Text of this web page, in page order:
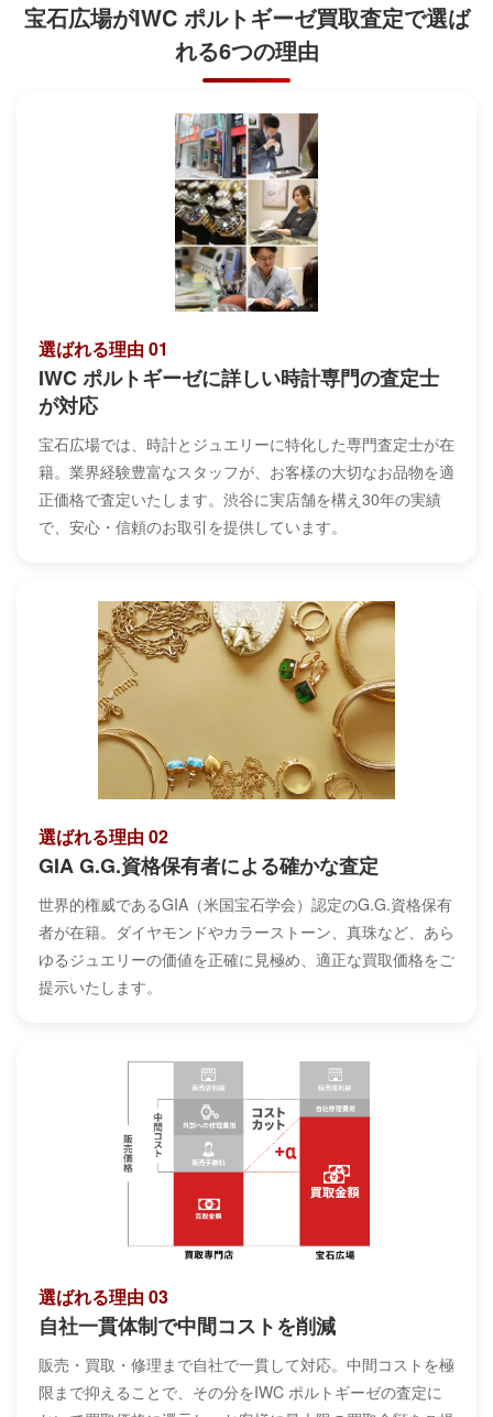
宝石広場がIWC ポルトギーゼ買取査定で選ば
れる6つの理由
選ばれる理由 01
IWC ポルトギーゼに詳しい時計専門の査定士
が対応
宝石広場では、時計とジュエリーに特化した専門査定士が在
籍。業界経験豊富なスタッフが、お客様の大切なお品物を適
正価格で査定いたします。渋谷に実店舗を構え30年の実績
で、安心・信頼のお取引を提供しています。
選ばれる理由 02
GIA G.G.資格保有者による確かな査定
世界的権威であるGIA（米国宝石学会）認定のG.G.資格保有
者が在籍。ダイヤモンドやカラーストーン、真珠など、あら
ゆるジュエリーの価値を正確に見極め、適正な買取価格をご
提示いたします。
選ばれる理由 03
自社一貫体制で中間コストを削減
販売・買取・修理まで自社で一貫して対応。中間コストを極
限まで抑えることで、その分をIWC ポルトギーゼの査定に